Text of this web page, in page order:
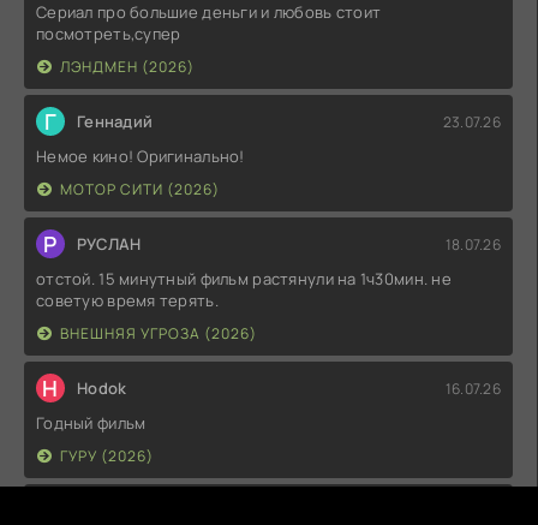
Сериал про большие деньги и любовь стоит
посмотреть,супер
ЛЭНДМЕН (2026)
Г Геннадий 23.07.26
Немое кино! Оригинально!
МОТОР СИТИ (2026)
Р РУСЛАН 18.07.26
отстой. 15 минутный фильм растянули на 1ч30мин. не
советую время терять.
ВНЕШНЯЯ УГРОЗА (2026)
H Hodok 16.07.26
Годный фильм
ГУРУ (2026)